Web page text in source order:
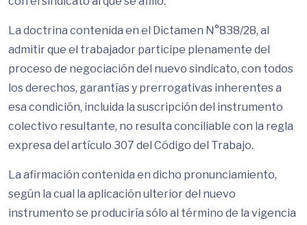
La doctrina contenida en el Dictamen N°838/28, al
admitir que el trabajador participe plenamente del
proceso de negociación del nuevo sindicato, con todos
los derechos, garantías y prerrogativas inherentes a
esa condición, incluida la suscripción del instrumento
colectivo resultante, no resulta conciliable con la regla
expresa del artículo 307 del Código del Trabajo.
La afirmación contenida en dicho pronunciamiento,
según la cual la aplicación ulterior del nuevo
instrumento se produciría sólo al término de la vigencia